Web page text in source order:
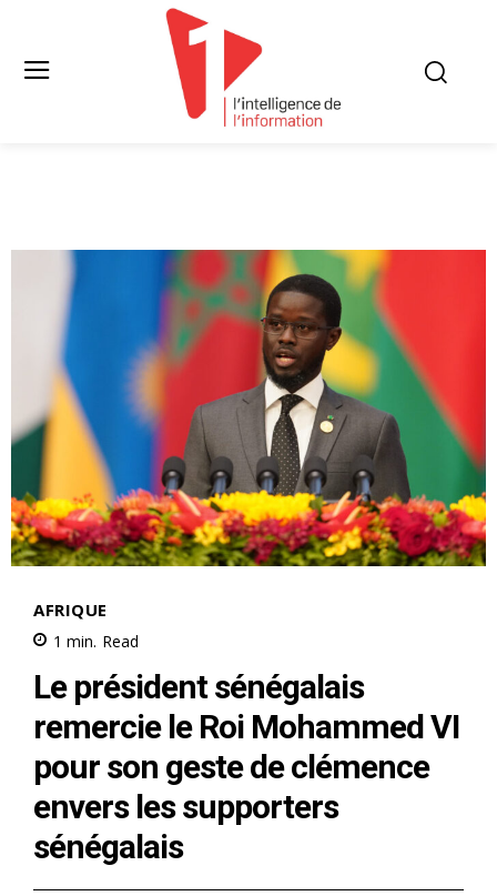
AFRIQUE
1 min. Read
Le président sénégalais
remercie le Roi Mohammed VI
pour son geste de clémence
envers les supporters
sénégalais